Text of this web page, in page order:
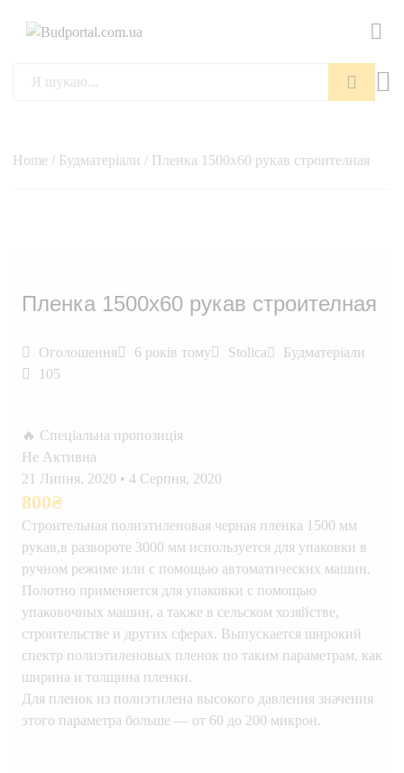
Home / Будматеріали / Пленка 1500х60 рукав строителная
Пленка 1500х60 рукав строителная
Оголошення 6 років тому Stolica
Будматеріали
105
🔥 Спеціальна пропозиція
Не Активна
21 Липня, 2020 • 4 Серпня, 2020
800₴
Строительная полиэтиленовая черная пленка 1500 мм
рукав,в развороте 3000 мм используется для упаковки в
ручном режиме или с помощью автоматических машин.
Полотно применяется для упаковки с помощью
упаковочных машин, а также в сельском хозяйстве,
строительстве и других сферах. Выпускается широкий
спектр полиэтиленовых пленок по таким параметрам, как
ширина и толщина пленки.
Для пленок из полиэтилена высокого давления значения
этого параметра больше — от 60 до 200 микрон.